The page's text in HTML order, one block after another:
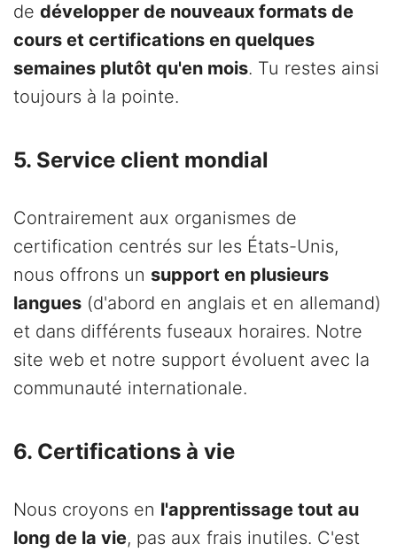
de développer de nouveaux formats de
cours et certifications en quelques
semaines plutôt qu'en mois. Tu restes ainsi
toujours à la pointe.
5. Service client mondial
Contrairement aux organismes de
certification centrés sur les États-Unis,
nous offrons un support en plusieurs
langues (d'abord en anglais et en allemand)
et dans différents fuseaux horaires. Notre
site web et notre support évoluent avec la
communauté internationale.
6. Certifications à vie
Nous croyons en l'apprentissage tout au
long de la vie, pas aux frais inutiles. C'est